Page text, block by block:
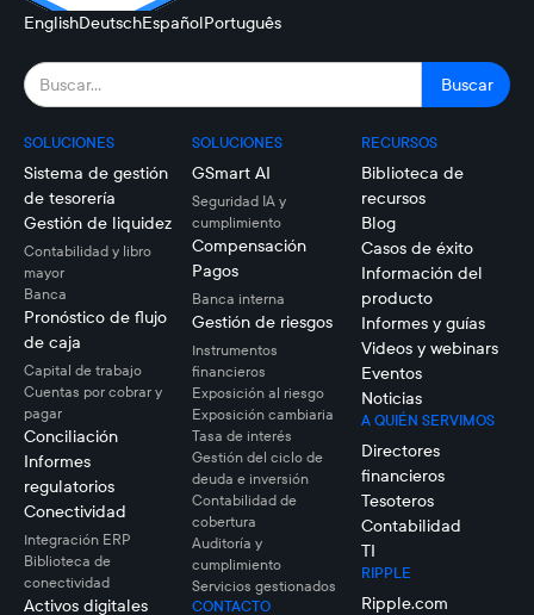
EnglishDeutschEspañolPortuguês
SOLUCIONES
Sistema de gestión
de tesorería
Gestión de liquidez
Contabilidad y libro
mayor
Banca
Pronóstico de flujo
de caja
Capital de trabajo
Cuentas por cobrar y
pagar
Conciliación
Informes
regulatorios
Conectividad
Integración ERP
Biblioteca de
conectividad
Activos digitales
SOLUCIONES
GSmart AI
Seguridad IA y
cumplimiento
Compensación
Pagos
Banca interna
Gestión de riesgos
Instrumentos
financieros
Exposición al riesgo
Exposición cambiaria
Tasa de interés
Gestión del ciclo de
deuda e inversión
Contabilidad de
cobertura
Auditoría y
cumplimiento
Servicios gestionados
CONTACTO
RECURSOS
Biblioteca de
recursos
Blog
Casos de éxito
Información del
producto
Informes y guías
Videos y webinars
Eventos
Noticias
A QUIÉN SERVIMOS
Directores
financieros
Tesoteros
Contabilidad
TI
RIPPLE
Ripple.com